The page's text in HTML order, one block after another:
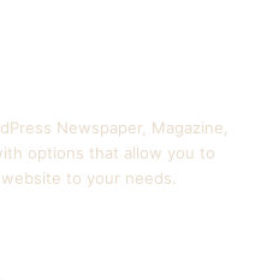
Newspaper, Magazine,
options that allow you to
to your needs.